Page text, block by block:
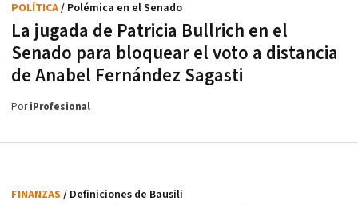
La jugada de Patricia Bullrich en el
Senado para bloquear el voto a distancia
de Anabel Fernández Sagasti
POLÍTICA/ Polémica en el Senado
PoriProfesional
FINANZAS / Definiciones de Bausili